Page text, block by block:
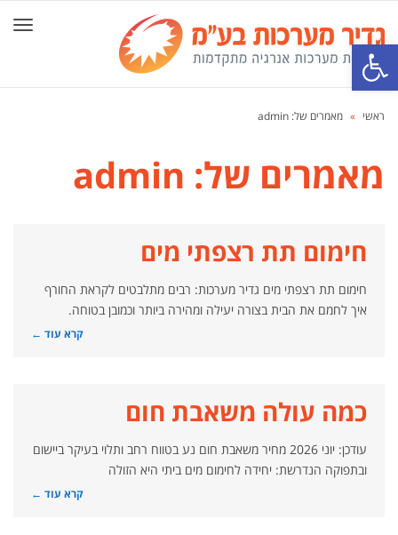
פתח סרגל נגישות
ראשי » מאמרים של: admin
מאמרים של: admin
חימום תת רצפתי מים
חימום תת רצפתי מים גדיר מערכות: רבים מתלבטים לקראת החורף
איך לחמם את הבית בצורה יעילה ומהירה ביותר וכמובן בטוחה.
קרא עוד ←
כמה עולה משאבת חום
עודכן: יוני 2026 מחיר משאבת חום נע בטווח רחב ותלוי בעיקר ביישום
ובתפוקה הנדרשת: יחידה לחימום מים ביתי היא הזולה
קרא עוד ←